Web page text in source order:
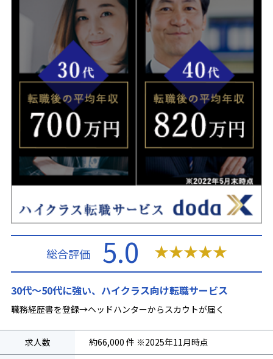
30代〜50代に強い、ハイクラス向け転職サービス
職務経歴書を登録→ヘッドハンターからスカウトが届く
総合評価 5.0 ★★★★★
求人数
約66,000 件 ※2025年11月時点